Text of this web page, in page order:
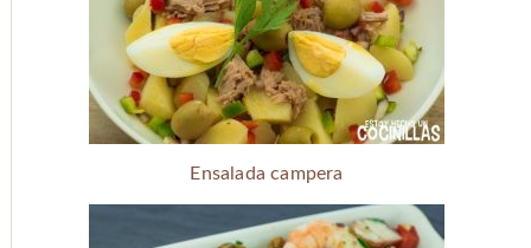
Ensalada campera